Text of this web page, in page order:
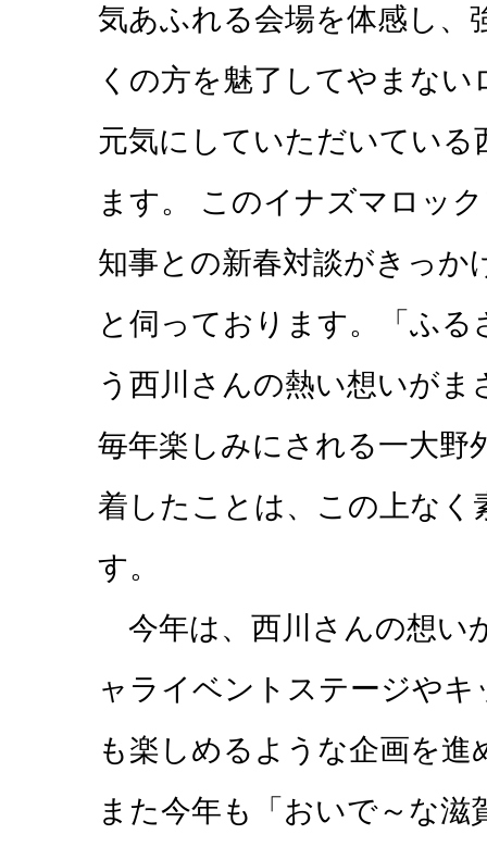
気あふれる会場を体感し、
くの方を魅了してやまな
元気にしていただいてい
ます。 このイナズマロッ
知事との新春対談がきっ
と伺っております。「ふ
う西川さんの熱い想いが
毎年楽しみにされる一大
着したことは、この上な
す。
今年は、西川さんの想い
ャライベントステージや
も楽しめるような企画を
また今年も「おいで～な